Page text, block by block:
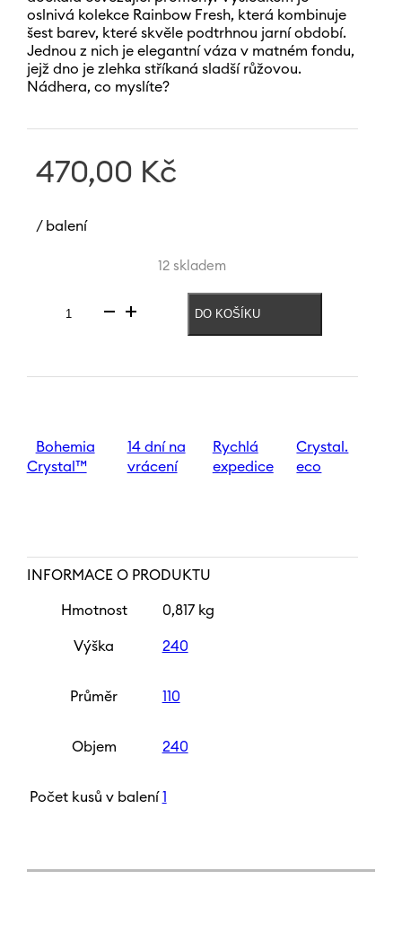
oslnivá kolekce Rainbow Fresh, která kombinuje
šest barev, které skvěle podtrhnou jarní období.
Jednou z nich je elegantní váza v matném fondu,
jejž dno je zlehka stříkaná sladší růžovou.
Nádhera, co myslíte?
470,00 Kč
/ balení
12 skladem
Váza
240
množství
DO KOŠÍKU
Bohemia
Crystal™
14 dní na
vrácení
Rychlá
expedice
Crystal.
eco
INFORMACE O PRODUKTU
Hmotnost 0,817 kg
Výška 240
Průměr 110
Objem 240
Počet kusů v balení 1